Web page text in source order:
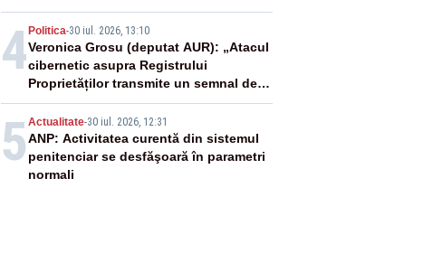
4Politica-30 iul. 2026, 13:10
Veronica Grosu (deputat AUR): „Atacul
cibernetic asupra Registrului
Proprietăților transmite un semnal de
neîncredere investitorilor”
5 Actualitate-30 iul. 2026, 12:31
ANP: Activitatea curentă din sistemul
penitenciar se desfăşoară în parametri
normali